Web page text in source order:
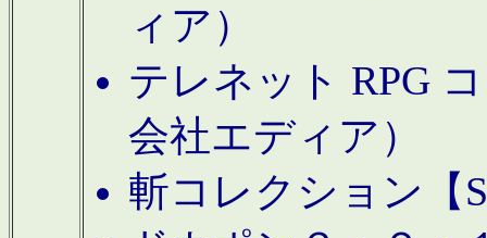
ィア）
テレネット RPG
会社エディア）
斬コレクション【